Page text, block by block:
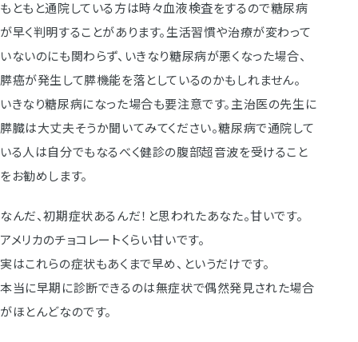
もともと通院している方は時々血液検査をするので糖尿病
が早く判明することがあります。生活習慣や治療が変わって
いないのにも関わらず、いきなり糖尿病が悪くなった場合、
膵癌が発生して膵機能を落としているのかもしれません。
いきなり糖尿病になった場合も要注意です。主治医の先生に
膵臓は大丈夫そうか聞いてみてください。糖尿病で通院して
いる人は自分でもなるべく健診の腹部超音波を受けること
をお勧めします。
なんだ、初期症状あるんだ！と思われたあなた。甘いです。
アメリカのチョコレートくらい甘いです。
実はこれらの症状もあくまで早め、というだけです。
本当に早期に診断できるのは無症状で偶然発見された場合
がほとんどなのです。